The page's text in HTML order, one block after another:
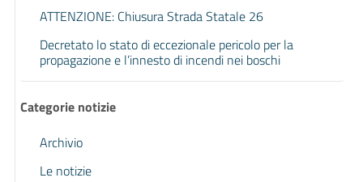
ATTENZIONE: Chiusura Strada Statale 26
Decretato lo stato di eccezionale pericolo per la
propagazione e l’innesto di incendi nei boschi
Categorie notizie
Archivio
Le notizie